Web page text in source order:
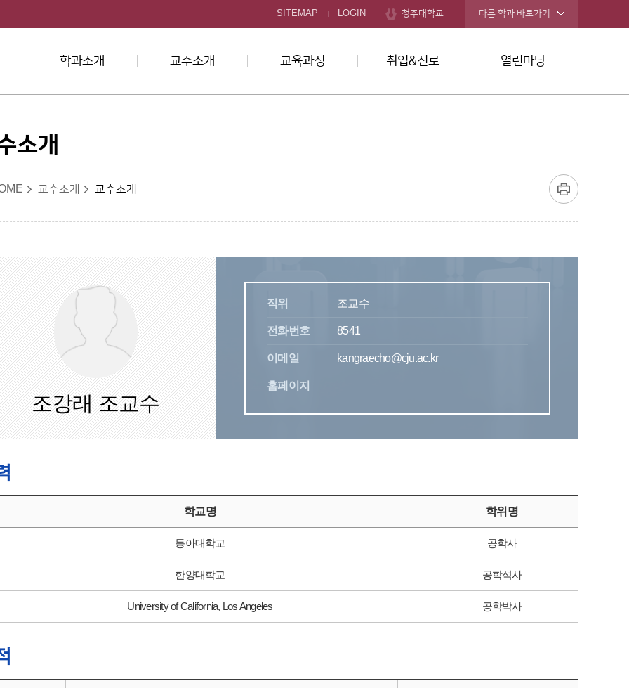
SITEMAP LOGIN 청주대학교 다른 학과 바로가기
학과소개 교수소개 교육과정 취업&진로 열린마당
소개
교수소개 교수소개
조강래 조교수
직위 조교수
전화번호 8541
이메일 kangraecho@cju.ac.kr
홈페이지
학교명 학위명
동아대학교 공학사
한양대학교 공학석사
University of California, Los Angeles 공학박사